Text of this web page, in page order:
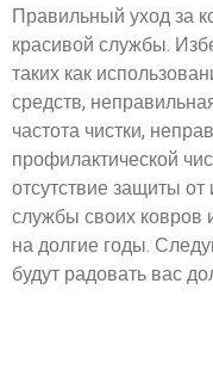
Правильный уход за
красивой службы.
таких как
средств,
частота чистки,
профилактической
отсутствие защиты
службы своих ковров
на долгие годы.
будут радовать вас